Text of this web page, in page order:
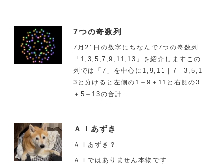
7つの奇数列
7月21日の数字にちなんで7つの奇数列
「1,3,5,7,9,11,13」を紹介しますこの
列では「7」を中心に1,9,11｜7｜3,5,1
3と分けると左側の1＋9＋11と右側の3
＋5＋13の合計...
ＡＩあずき
ＡＩあずき？
ＡＩではありません本物です